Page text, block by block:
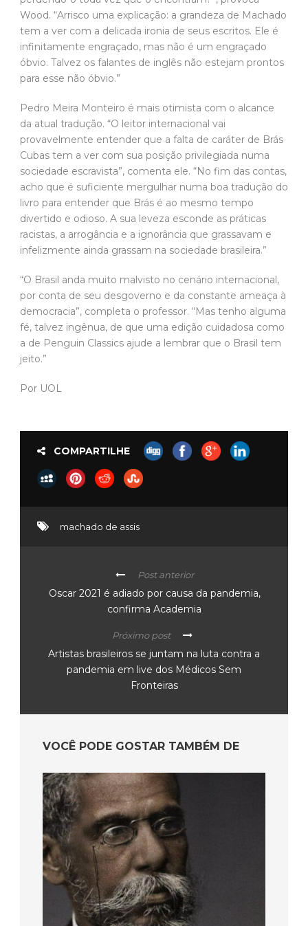
Wood. “Arrisco uma explicação: a grandeza de Machado
tem a ver com a delicada ironia de seus escritos. Ele é
infinitamente engraçado, mas não é um engraçado
óbvio. Talvez os falantes de inglês não estejam prontos
para esse não óbvio.”
Pedro Meira Monteiro é mais otimista com o alcance
da atual tradução. “O leitor internacional vai
provavelmente entender que a falta de caráter de Brás
Cubas tem a ver com sua posição privilegiada numa
sociedade escravista”, comenta ele. “No fim das contas,
acho que é suficiente mergulhar numa boa tradução do
livro para entender que Brás é ao mesmo tempo
divertido e odioso. A sua leveza esconde as práticas
racistas, a arrogância e a ignorância que grassavam e
infelizmente ainda grassam na sociedade brasileira.”
“O Brasil anda muito malvisto no cenário internacional,
por conta de seu desgoverno e da constante ameaça à
democracia”, completa o professor. “Mas tenho alguma
fé, talvez ingênua, de que uma edição cuidadosa como
a de Penguin Classics ajude a lembrar que o Brasil tem
jeito.”
Por UOL
COMPARTILHE
machado de assis
Post anterior
Oscar 2021 é adiado por causa da pandemia,
confirma Academia
Próximo post
Artistas brasileiros se juntam na luta contra a
pandemia em live dos Médicos Sem
Fronteiras
VOCÊ PODE GOSTAR TAMBÉM DE